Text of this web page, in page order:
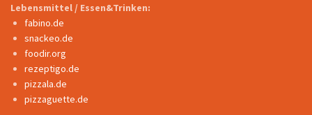
Lebensmittel / Essen&Trinken:
fabino.de
snackeo.de
foodir.org
rezeptigo.de
pizzala.de
pizzaguette.de